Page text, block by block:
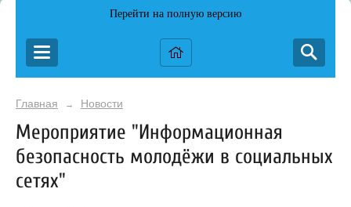
Перейти на полную версию
Главная → Новости
Мероприятие "Информационная
безопасность молодёжи в социальных
сетях"